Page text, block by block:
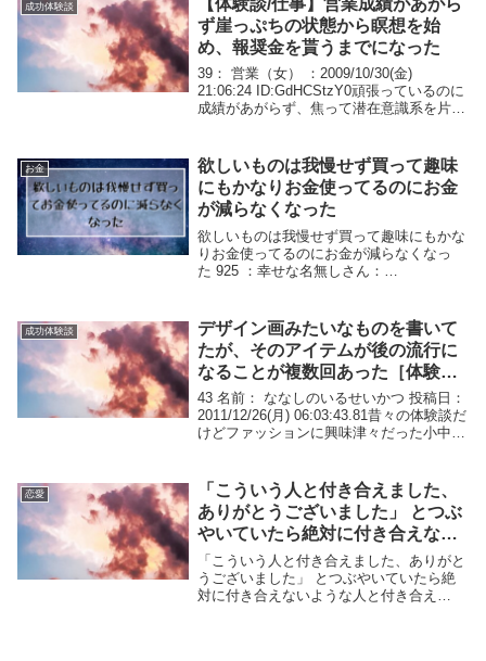
成功体験談
ず崖っぷちの状態から瞑想を始
め、報奨金を貰うまでになった
39： 営業（女） ：2009/10/30(金)
21:06:24 ID:GdHCStzY0頑張っているのに
成績があがらず、焦って潜在意識系を片っ
ました昔読んだ本e...
お金
欲しいものは我慢せず買って趣味
にもかなりお金使ってるのにお金
が減らなくなった
欲しいものは我慢せず買って趣味にもかな
りお金使ってるのにお金が減らなくなっ
た 925 ：幸せな名無しさん：
ど、最近お金が減らない・・...
成功体験談
デザイン画みたいなものを書いて
たが、そのアイテムが後の流行に
なることが複数回あった［体験
談］
43 名前： ななしのいるせいかつ 投稿日：
2011/12/26(月) 06:03:43.81昔々の体験談だ
けどファッションに興味津々だった小中学
柄違いで何回も書...
恋愛
「こういう人と付き合えました、
ありがとうございました」 とつぶ
やいていたら絶対に付き合えない
ような人と付き合えた。【恋愛/体
験談】
「こういう人と付き合えました、ありがと
うございました」 とつぶやいていたら絶
対に付き合えないような人と付き合え